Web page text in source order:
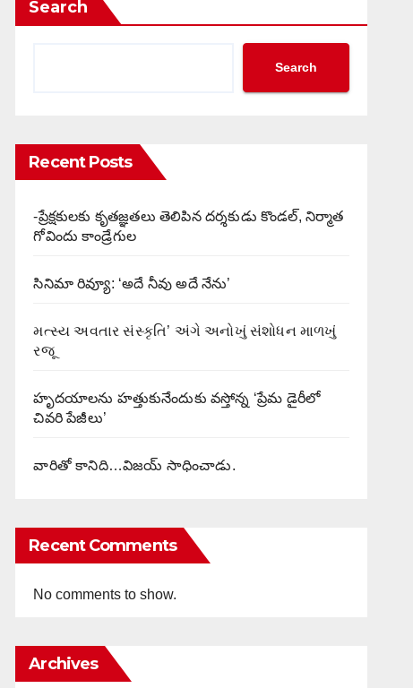
Search
Search
Recent Posts
-ప్రేక్షకులకు కృతజ్ఞతలు తెలిపిన దర్శకుడు కొండల్, నిర్మాత
గోవిందు కాండ్రేగుల
సినిమా రివ్యూ: ‘అదే నీవు అదే నేను’
મત્સ્ય અવતાર સંસ્કૃતિ’ અંગે અનોખું સંશોધન માળખું
રજૂ
హృదయాలను హత్తుకునేందుకు వస్తోన్న ‘ప్రేమ డైరీలో
చివరి పేజీలు’
వారితో కానిది…విజయ్ సాధించాడు.
Recent Comments
No comments to show.
Archives